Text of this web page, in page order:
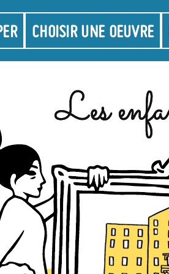
CHOISIR UNE OEUVRE